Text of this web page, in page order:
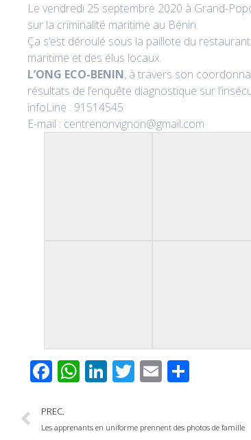
Le vendredi 25 septembre 2020 à Grand-
sur la criminalité maritime au Bénin.
Ça s’est déroulé sous la paillote du
maritime et des élus locaux.
L’ONG ECO-BENIN, à travers son
résultats de l’enquête diagnostique sur
infoLine : 91514545
E-mail : centrenonvignon@gmail.com
Facebook
WhatsApp
LinkedIn
Twitter
Email
PREC.
Les apprenants en uniforme prennent des photos de famille